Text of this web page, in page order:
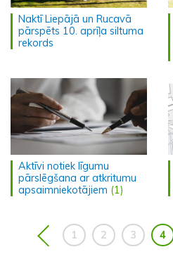
Naktī Liepājā un Rucavā
pārspēts 10. aprīļa siltuma
rekords
Aktīvi notiek līgumu
pārslēgšana ar atkritumu
apsaimniekotājiem (1)
1 2 3 4